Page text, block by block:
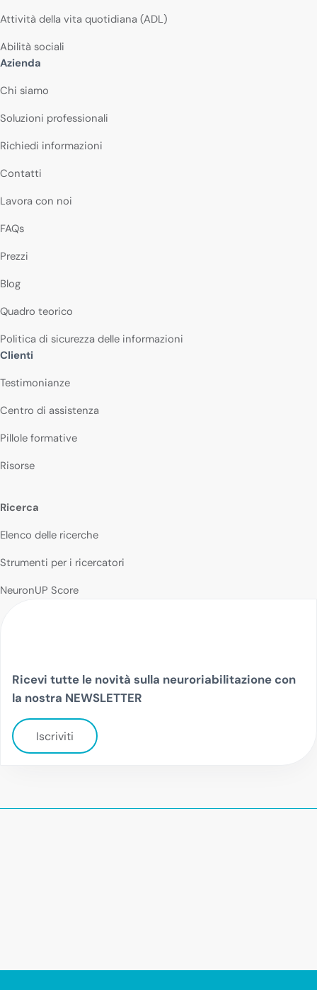
Attività della vita quotidiana (ADL)
Abilità sociali
Azienda
Chi siamo
Soluzioni professionali
Richiedi informazioni
Contatti
Lavora con noi
FAQs
Prezzi
Blog
Quadro teorico
Politica di sicurezza delle informazioni
Clienti
Testimonianze
Centro di assistenza
Pillole formative
Risorse
Ricerca
Elenco delle ricerche
Strumenti per i ricercatori
NeuronUP Score
Ricevi tutte le novità sulla neuroriabilitazione con
la nostra NEWSLETTER
Iscriviti